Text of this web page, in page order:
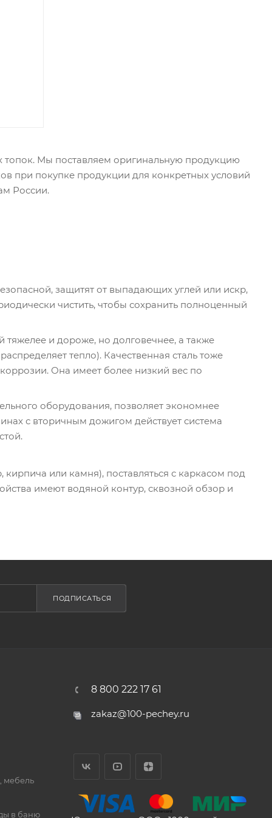
топок. Мы поставляем оригинальную продукцию
при покупке продукции для конкретных условий
России.
защитят от выпадающих углей или искр,
чистить, чтобы сохранить полноценный
тяжелее и дороже, но долговечнее, а также
тепло). Качественная сталь тоже
Она имеет более низкий вес по
оборудования, позволяет экономнее
с вторичным дожигом действует система
или камня), поставляться с каркасом под
имеют водяной контур, сквозной обзор и
ПОДПИСАТЬСЯ
мебель
в баню
8 800 222 17 61
zakaz@100-pechey.ru